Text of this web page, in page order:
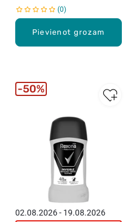
Pievienot grozam
0
02.08.2026 - 19.08.2026
50%